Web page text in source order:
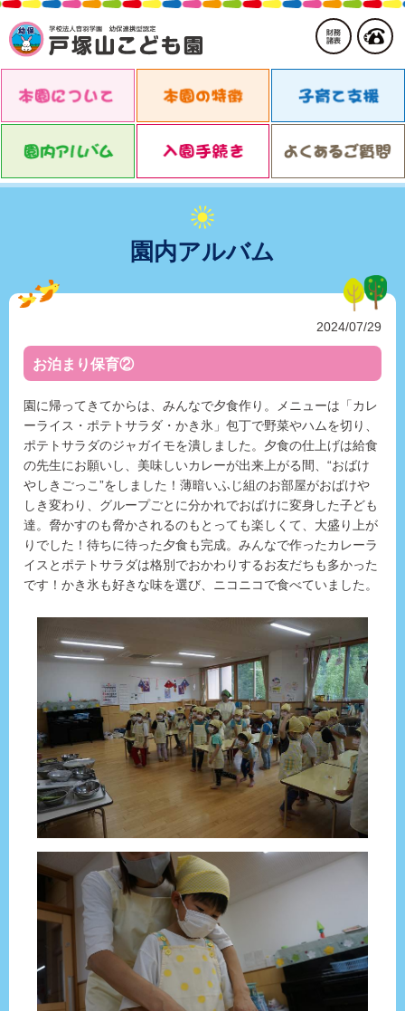
園内アルバム
2024/07/29
お泊まり保育②
園に帰ってきてからは、みんなで夕食作り。メニューは「カレ
ーライス・ポテトサラダ・かき氷」包丁で野菜やハムを切り、
ポテトサラダのジャガイモを潰しました。夕食の仕上げは給食
の先生にお願いし、美味しいカレーが出来上がる間、“おばけ
やしきごっこ”をしました！薄暗いふじ組のお部屋がおばけや
しき変わり、グループごとに分かれでおばけに変身した子ども
達。脅かすのも脅かされるのもとっても楽しくて、大盛り上が
りでした！待ちに待った夕食も完成。みんなで作ったカレーラ
イスとポテトサラダは格別でおかわりするお友だちも多かった
です！かき氷も好きな味を選び、ニコニコで食べていました。